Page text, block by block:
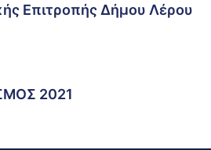
Επιτροπής Δήμου Λέρου
2021